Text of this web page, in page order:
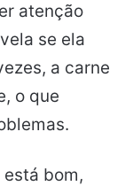
atenção
se ela
a carne
o que
bom,